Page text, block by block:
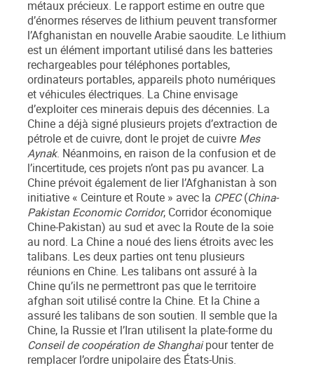
métaux précieux. Le rapport estime en outre que
d’énormes réserves de lithium peuvent transformer
l’Afghanistan en nouvelle Arabie saoudite. Le lithium
est un élément important utilisé dans les batteries
rechargeables pour téléphones portables,
ordinateurs portables, appareils photo numériques
et véhicules électriques. La Chine envisage
d’exploiter ces minerais depuis des décennies. La
Chine a déjà signé plusieurs projets d’extraction de
pétrole et de cuivre, dont le projet de cuivre Mes
Aynak. Néanmoins, en raison de la confusion et de
l’incertitude, ces projets n’ont pas pu avancer. La
Chine prévoit également de lier l’Afghanistan à son
initiative « Ceinture et Route » avec la CPEC(China-
Pakistan Economic Corridor, Corridor économique
Chine-Pakistan) au sud et avec la Route de la soie
au nord. La Chine a noué des liens étroits avec les
talibans. Les deux parties ont tenu plusieurs
réunions en Chine. Les talibans ont assuré à la
Chine qu’ils ne permettront pas que le territoire
afghan soit utilisé contre la Chine. Et la Chine a
assuré les talibans de son soutien. Il semble que la
Chine, la Russie et l’Iran utilisent la plate-forme du
Conseil de coopération de Shanghaipour tenter de
remplacer l’ordre unipolaire des États-Unis.